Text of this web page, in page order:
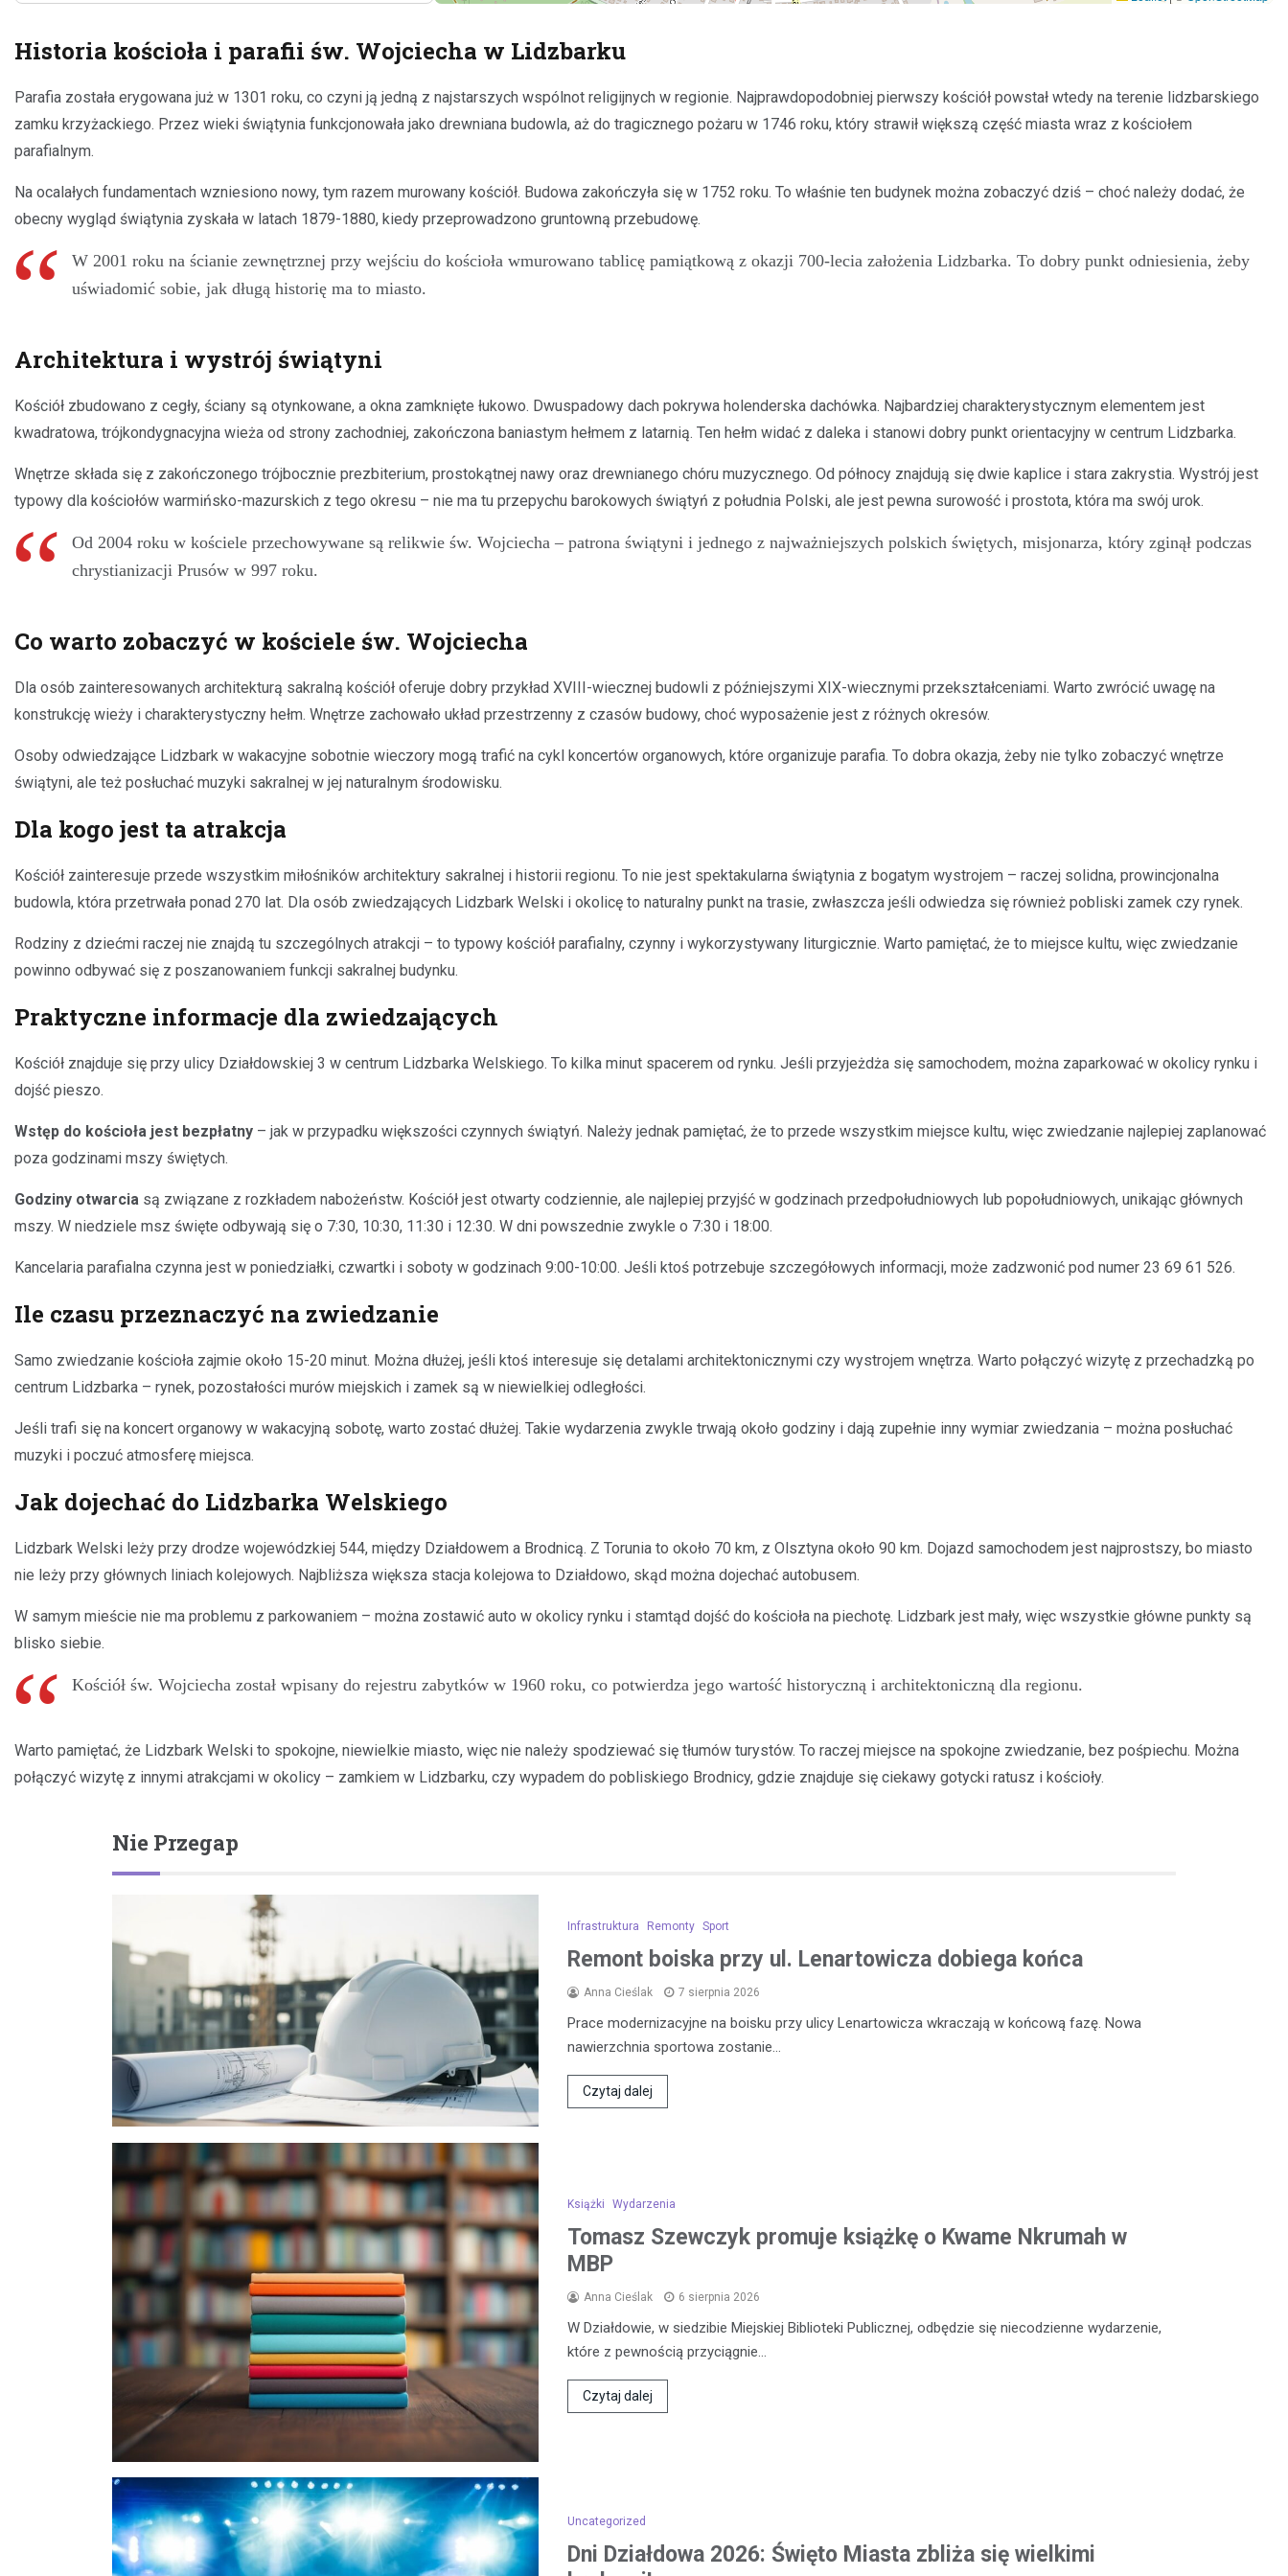
Historia kościoła i parafii św. Wojciecha w Lidzbarku
Parafia została erygowana już w 1301 roku, co czyni ją jedną z najstarszych wspólnot religijnych w regionie. Najprawdopodobniej pierwszy kościół powstał wtedy na terenie lidzbarskiego
zamku krzyżackiego. Przez wieki świątynia funkcjonowała jako drewniana budowla, aż do tragicznego pożaru w 1746 roku, który strawił większą część miasta wraz z kościołem
parafialnym.
Na ocalałych fundamentach wzniesiono nowy, tym razem murowany kościół. Budowa zakończyła się w 1752 roku. To właśnie ten budynek można zobaczyć dziś – choć należy dodać, że
obecny wygląd świątynia zyskała w latach 1879-1880, kiedy przeprowadzono gruntowną przebudowę.
W 2001 roku na ścianie zewnętrznej przy wejściu do kościoła wmurowano tablicę pamiątkową z okazji 700-lecia założenia Lidzbarka. To dobry punkt odniesienia, żeby
uświadomić sobie, jak długą historię ma to miasto.
Architektura i wystrój świątyni
Kościół zbudowano z cegły, ściany są otynkowane, a okna zamknięte łukowo. Dwuspadowy dach pokrywa holenderska dachówka. Najbardziej charakterystycznym elementem jest
kwadratowa, trójkondygnacyjna wieża od strony zachodniej, zakończona baniastym hełmem z latarnią. Ten hełm widać z daleka i stanowi dobry punkt orientacyjny w centrum Lidzbarka.
Wnętrze składa się z zakończonego trójbocznie prezbiterium, prostokątnej nawy oraz drewnianego chóru muzycznego. Od północy znajdują się dwie kaplice i stara zakrystia. Wystrój jest
typowy dla kościołów warmińsko-mazurskich z tego okresu – nie ma tu przepychu barokowych świątyń z południa Polski, ale jest pewna surowość i prostota, która ma swój urok.
Od 2004 roku w kościele przechowywane są relikwie św. Wojciecha – patrona świątyni i jednego z najważniejszych polskich świętych, misjonarza, który zginął podczas
chrystianizacji Prusów w 997 roku.
Co warto zobaczyć w kościele św. Wojciecha
Dla osób zainteresowanych architekturą sakralną kościół oferuje dobry przykład XVIII-wiecznej budowli z późniejszymi XIX-wiecznymi przekształceniami. Warto zwrócić uwagę na
konstrukcję wieży i charakterystyczny hełm. Wnętrze zachowało układ przestrzenny z czasów budowy, choć wyposażenie jest z różnych okresów.
Osoby odwiedzające Lidzbark w wakacyjne sobotnie wieczory mogą trafić na cykl koncertów organowych, które organizuje parafia. To dobra okazja, żeby nie tylko zobaczyć wnętrze
świątyni, ale też posłuchać muzyki sakralnej w jej naturalnym środowisku.
Dla kogo jest ta atrakcja
Kościół zainteresuje przede wszystkim miłośników architektury sakralnej i historii regionu. To nie jest spektakularna świątynia z bogatym wystrojem – raczej solidna, prowincjonalna
budowla, która przetrwała ponad 270 lat. Dla osób zwiedzających Lidzbark Welski i okolicę to naturalny punkt na trasie, zwłaszcza jeśli odwiedza się również pobliski zamek czy rynek.
Rodziny z dziećmi raczej nie znajdą tu szczególnych atrakcji – to typowy kościół parafialny, czynny i wykorzystywany liturgicznie. Warto pamiętać, że to miejsce kultu, więc zwiedzanie
powinno odbywać się z poszanowaniem funkcji sakralnej budynku.
Praktyczne informacje dla zwiedzających
Kościół znajduje się przy ulicy Działdowskiej 3 w centrum Lidzbarka Welskiego. To kilka minut spacerem od rynku. Jeśli przyjeżdża się samochodem, można zaparkować w okolicy rynku i
dojść pieszo.
Wstęp do kościoła jest bezpłatny – jak w przypadku większości czynnych świątyń. Należy jednak pamiętać, że to przede wszystkim miejsce kultu, więc zwiedzanie najlepiej zaplanować
poza godzinami mszy świętych.
Godziny otwarcia są związane z rozkładem nabożeństw. Kościół jest otwarty codziennie, ale najlepiej przyjść w godzinach przedpołudniowych lub popołudniowych, unikając głównych
mszy. W niedziele msz święte odbywają się o 7:30, 10:30, 11:30 i 12:30. W dni powszednie zwykle o 7:30 i 18:00.
Kancelaria parafialna czynna jest w poniedziałki, czwartki i soboty w godzinach 9:00-10:00. Jeśli ktoś potrzebuje szczegółowych informacji, może zadzwonić pod numer 23 69 61 526.
Ile czasu przeznaczyć na zwiedzanie
Samo zwiedzanie kościoła zajmie około 15-20 minut. Można dłużej, jeśli ktoś interesuje się detalami architektonicznymi czy wystrojem wnętrza. Warto połączyć wizytę z przechadzką po
centrum Lidzbarka – rynek, pozostałości murów miejskich i zamek są w niewielkiej odległości.
Jeśli trafi się na koncert organowy w wakacyjną sobotę, warto zostać dłużej. Takie wydarzenia zwykle trwają około godziny i dają zupełnie inny wymiar zwiedzania – można posłuchać
muzyki i poczuć atmosferę miejsca.
Jak dojechać do Lidzbarka Welskiego
Lidzbark Welski leży przy drodze wojewódzkiej 544, między Działdowem a Brodnicą. Z Torunia to około 70 km, z Olsztyna około 90 km. Dojazd samochodem jest najprostszy, bo miasto
nie leży przy głównych liniach kolejowych. Najbliższa większa stacja kolejowa to Działdowo, skąd można dojechać autobusem.
W samym mieście nie ma problemu z parkowaniem – można zostawić auto w okolicy rynku i stamtąd dojść do kościoła na piechotę. Lidzbark jest mały, więc wszystkie główne punkty są
blisko siebie.
Kościół św. Wojciecha został wpisany do rejestru zabytków w 1960 roku, co potwierdza jego wartość historyczną i architektoniczną dla regionu.
Warto pamiętać, że Lidzbark Welski to spokojne, niewielkie miasto, więc nie należy spodziewać się tłumów turystów. To raczej miejsce na spokojne zwiedzanie, bez pośpiechu. Można
połączyć wizytę z innymi atrakcjami w okolicy – zamkiem w Lidzbarku, czy wypadem do pobliskiego Brodnicy, gdzie znajduje się ciekawy gotycki ratusz i kościoły.
Nie Przegap
Infrastruktura Remonty Sport
Remont boiska przy ul. Lenartowicza dobiega końca
Anna Cieślak 7 sierpnia 2026
Prace modernizacyjne na boisku przy ulicy Lenartowicza wkraczają w końcową fazę. Nowa
nawierzchnia sportowa zostanie…
Czytaj dalej
Książki Wydarzenia
Tomasz Szewczyk promuje książkę o Kwame Nkrumah w
MBP
Anna Cieślak 6 sierpnia 2026
W Działdowie, w siedzibie Miejskiej Biblioteki Publicznej, odbędzie się niecodzienne wydarzenie,
które z pewnością przyciągnie…
Czytaj dalej
Uncategorized
Dni Działdowa 2026: Święto Miasta zbliża się wielkimi